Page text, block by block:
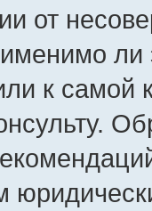
от
ли
к самой